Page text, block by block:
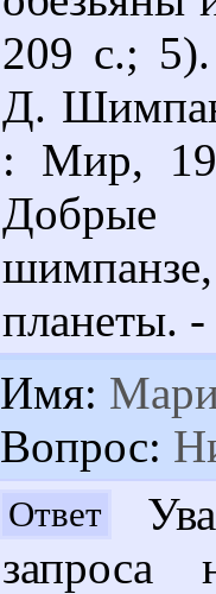
209 с.;
Д.
: Мир,
Добрые
планеты.
Имя:
Вопрос:
Ответ